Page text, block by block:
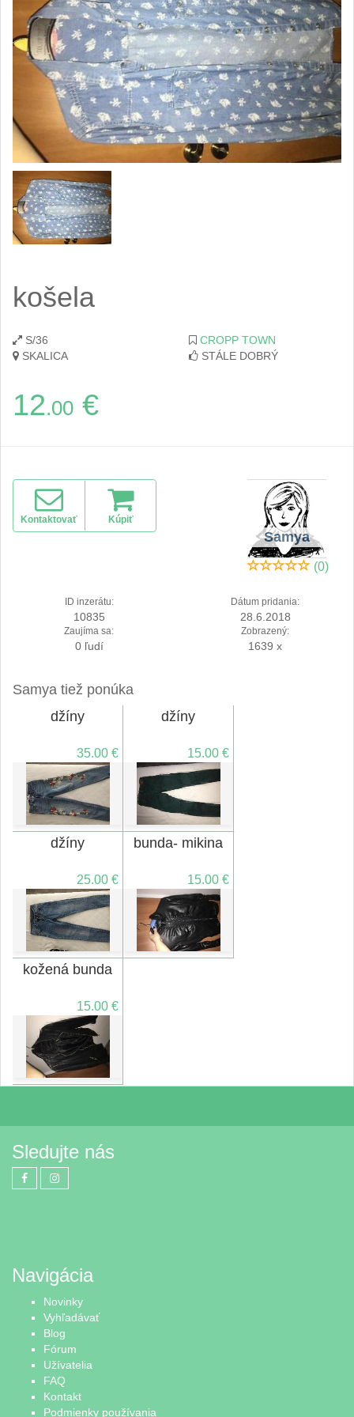
košela
S/36
CROPP TOWN
SKALICA
STÁLE DOBRÝ
12.00 €
Kontaktovať Kúpiť
Samya
(0)
ID inzerátu:
10835
Dátum pridania:
28.6.2018
Zaujíma sa:
0 ľudí
Zobrazený:
1639 x
Samya tiež ponúka
džíny
35.00 €
džíny
15.00 €
džíny
25.00 €
bunda- mikina
15.00 €
kožená bunda
15.00 €
Sledujte nás
Navigácia
Novinky
Vyhľadávať
Blog
Fórum
Užívatelia
FAQ
Kontakt
Podmienky používania